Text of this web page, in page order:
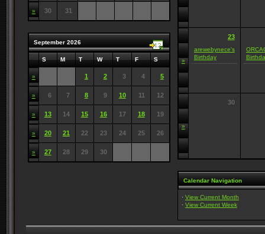
» 30 31
September 2026
S M T W T F S
» 1 2 3 4 5
» 6 7 8 9 10 11 12
» 13 14 15 16 17 18 19
» 20 21 22 23 24 25 26
» 27 28 29 30
»
23
arewebynece's
Birthday
»
30
Calendar Navigation
· View Current Month
· View Current Week